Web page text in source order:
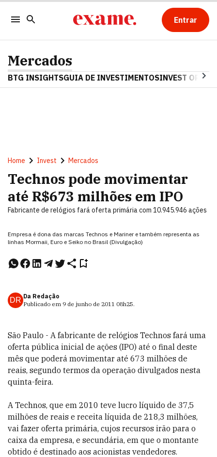
Entrar
Mercados
BTG INSIGHTSGUIA DE INVESTIMENTOSINVEST OPINA
Home Invest Mercados
Technos pode movimentar
até R$673 milhões em IPO
Fabricante de relógios fará oferta primária com 10.945.946 ações
Empresa é dona das marcas Technos e Mariner e também representa as
linhas Mormaii, Euro e Seiko no Brasil (Divulgação)
DR Da Redação
Publicado em 9 de junho de 2011 08h25.
São Paulo - A fabricante de relógios Technos fará uma
oferta pública inicial de ações (IPO) até o final deste
mês que poderá movimentar até 673 milhões de
reais, segundo termos da operação divulgados nesta
quinta-feira.
A Technos, que em 2010 teve lucro líquido de 37,5
milhões de reais e receita líquida de 218,3 milhões,
vai fazer oferta primária, cujos recursos irão para o
caixa da empresa, e secundária, em que o montante
obtido é destinado aos acionistas vendedores.